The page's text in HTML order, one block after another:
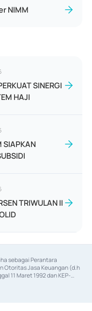
NIMM
SINERGI
HAJI
SIAPKAN
TRIWULAN II
sebagai Perantara
Otoritas Jasa Keuangan (d.h
11 Maret 1992 dan KEP-
sebagai Penjamin Emisi
Keuangan Nomor KEP-